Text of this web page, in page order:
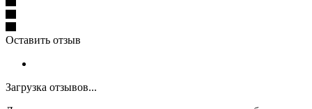
Оставить отзыв
Загрузка отзывов...